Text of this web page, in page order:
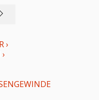
›
›
Z